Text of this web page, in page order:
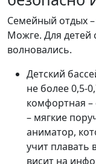
Семейный отдых
Можге. Для детей
волновались.
Детский
не более 0,5-
комфортная –
– мягкие
аниматор,
учит плавать
висит на